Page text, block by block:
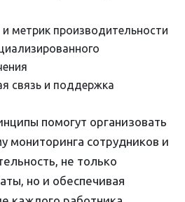
метрик производительности
связь и поддержка
помогут организовать
мониторинга сотрудников и
не только
но и обеспечивая